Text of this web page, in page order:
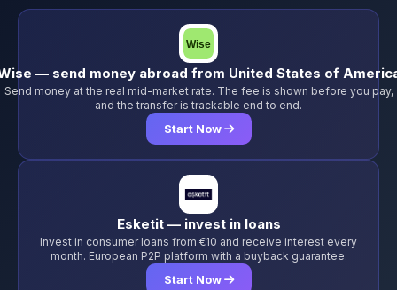
— send money abroad from United States of
Send money at the real mid-market rate. The fee is shown before you pay,
and the transfer is trackable end to end.
Start Now
Esketit — invest in loans
Invest in consumer loans from €10 and receive interest every
month. European P2P platform with a buyback guarantee.
Start Now